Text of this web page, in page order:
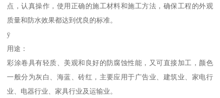
点，认真操作，使用正确的施工材料和施工方法，确保工程的外观
质量和防水效果都达到优良的标准。
ÿ
用途：
彩涂卷具有轻质、美观和良好的防腐蚀性能，又可直接加工，颜色
一般分为灰白、海蓝、砖红，主要应用于广告业、建筑业、家电行
业、电器行业、家具行业及运输业。